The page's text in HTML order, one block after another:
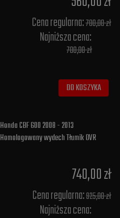
Cena regularna:700,00 zł
Najniższa cena:
700,00 zł
DO KOSZYKA
Honda CBF 600 2008 - 2013
Homologowany wydech Tłumik OVR
740,00 zł
Cena regularna:925,00 zł
Najniższa cena: